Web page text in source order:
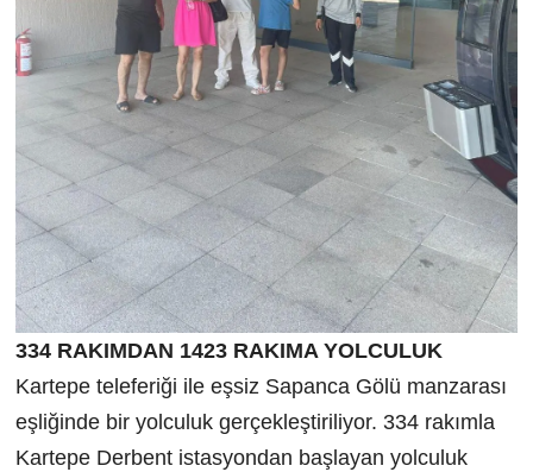
334 RAKIMDAN 1423 RAKIMA YOLCULUK
Kartepe teleferiği ile eşsiz Sapanca Gölü manzarası
eşliğinde bir yolculuk gerçekleştiriliyor. 334 rakımla
Kartepe Derbent istasyondan başlayan yolculuk